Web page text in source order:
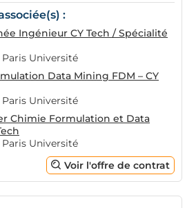
:
Ingénieur CY Tech / Spécialité
Paris Université
Data Mining FDM – CY
Paris Université
Chimie Formulation et Data
Paris Université
Voir l'offre de contrat